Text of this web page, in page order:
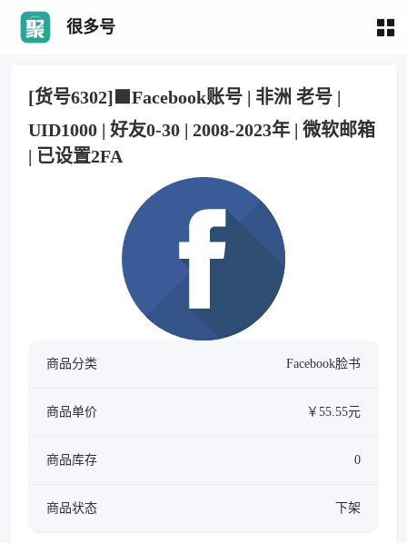
很多号
[货号6302]🟩Facebook账号 | 非洲 老号 |
UID1000 | 好友0-30 | 2008-2023年 | 微软邮箱
| 已设置2FA
商品分类 Facebook脸书
商品单价 ￥55.55元
商品库存 0
商品状态 下架